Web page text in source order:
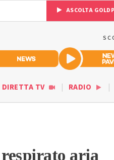
ASCOLTA
DIRETTA TV RADIO
aria